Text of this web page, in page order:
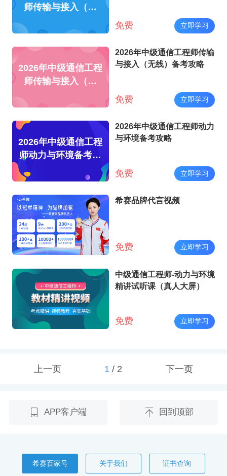
师传输与接入（有
免费 立即学习
2026年中级通信工程
师传输与接入（无
2026年中级通信工程师传输
与接入（无线）备考攻略
免费 立即学习
2026年中级通信工程
师动力与环境备考攻
2026年中级通信工程师动力
与环境备考攻略
免费 立即学习
希赛品牌代言视频
免费 立即学习
中级通信工程师-动力与环境
精讲试听课（真人大屏）
免费 立即学习
上一页 1/ 2 下一页
APP客户端 回到顶部
希赛百家号 关于我们 证书查询